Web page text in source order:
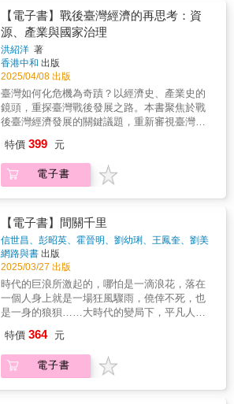
擊行動，繼續轟炸國民政府的大後方。與此同
時，同盟國的協同合作更形緊密，召開卡薩布
蘭加會議、魁北克會議、開羅會議，簽署《善
後救濟協定》等，一連串的國際合作，對於日
後中國及世界局勢帶來極大的影響。本年日記
主要內容包括：廢除不平等條約、出版《中國
之命運》、宋美齡訪美風潮、重慶大轟炸、遠
赴埃及參加開羅會議等。
戰敗的重大時刻，史稱「玉音放送」。臺灣人
作為帝國的殖民地子民，親臨了同樣的歷史瞬
間。在此之前，他們經歷了什麼？他們如何看
待這件事，並做出各自的選擇？ 《終戰那一
天》透過九則以真實人物與情節構成的故事，
分別從前線、後方、外圍三個視角，訴說臺灣
戰爭世代身處二戰陰影下的遭遇，描繪其獨特
的生命情狀與艱難考驗。各篇都將帶我們回到
天皇宣告無條件投降的當下時空，從渺小個人
的角度刻劃戰爭導致的苦痛與離散、動盪世局
創作者合力寫成，融匯史料考察與非虛構寫作
筆法，引領讀者走入日治時代末期，絕望與希
望交織相生的生命處境。在二戰結束八十年後
戰爭經驗。※特別收錄新版序〈戰爭記憶在八
年間回聲與擴音〉，回望梳理本書當年推出以
後激起的共鳴與迴響
【電子書】戰後臺灣經濟的再思考：資
源、產業與國家治理
洪紹洋 著
香港中和 出版
2025/04/08 出版
臺灣如何化危機為奇蹟？以經濟史、產業史的
鏡頭，重探臺灣戰後發展之路。本書聚焦於戰
後臺灣經濟發展的關鍵議題，重新審視臺灣如
摸索出自身獨特的成長道路，完成經濟轉型。
書名強調「再思考」，即希望突破既有框架。
首先，「跳脫單一視角」。以往談及戰後臺灣
素。而作者認為，臺灣經濟奇蹟其實是多重力
量交織的產物：日本殖民時期遺產、中國大陸
遷臺人員與資本的投入、美日兩國在技術和市
場上的支援，以及臺灣在地企業與政府的因應
策略，共同塑造了戰後臺灣經濟的樣貌。其
次，「宏觀與微觀兼顧」。作者一方面討論國
家政策、國際環境等宏觀脈絡，另一方面也關
注底層企業和企業家的經營實況。透過企業個
案與產業鏈分析，讀者能更貼近現實地看到政
解民間企業與政府策略間的互動張力。這種接
地氣的產業史觀點，使經濟史不再只是冷冰冰
的數據與法規，而是充滿現場感的歷史過程。
特價 399 元
電子書
【電子書】間關千里
信世昌、彭昭英、霍晉明、劉幼琍、王鳳奎、劉美
君、廖遠光、徐漢昌、林季苗、舒兆民、陳復、任
弘、張雪媃、徐新逸
網路與書 出版
2025/03/27 出版
時代的巨浪所激起的，哪怕是一滴浪花，落在
一個人身上就是一場狂風驟雨，僥倖不死，也
是一身的狼狽……大時代的變局下，平凡人的
統 系統主席陳力俊專文推薦：「閱讀本書，隨
手摭拾，親情離思，躍然字裡行間，感人心
腑。……人間多少傷心事刻骨銘心，無法輕易
特價 364 元
電子書